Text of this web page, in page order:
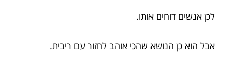
לכן אנשים דוחים אותו.
אבל הוא כן הנושא שהכי אוהב לחזור עם ריבית.